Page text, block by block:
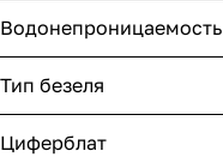
Водонепроницаемость
Тип безеля
Циферблат